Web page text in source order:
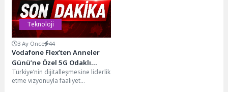
Teknoloji
3 Ay Önce 44
Vodafone Flex’ten Anneler
Günü’ne Özel 5G Odaklı
Fırsatlar
Türkiye’nin dijitalleşmesine liderlik
etme vizyonuyla faaliyet